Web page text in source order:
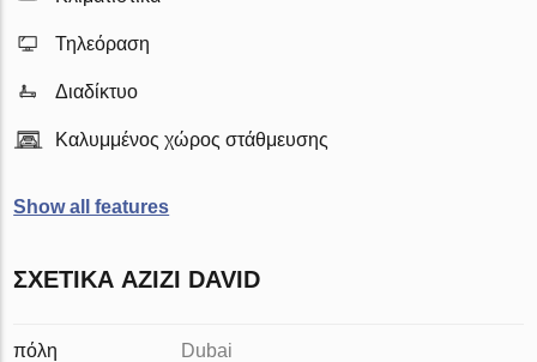
Τηλεόραση
Διαδίκτυο
Καλυμμένος χώρος στάθμευσης
Show all features
ΣΧΕΤΙΚΆ AZIZI DAVID
πόλη Dubai